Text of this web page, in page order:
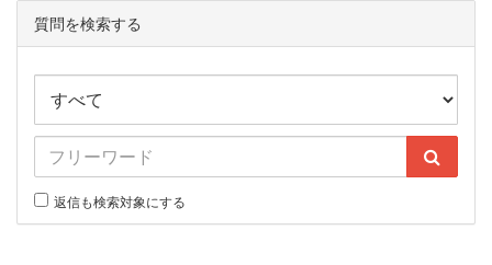
質問を検索する
返信も検索対象にする